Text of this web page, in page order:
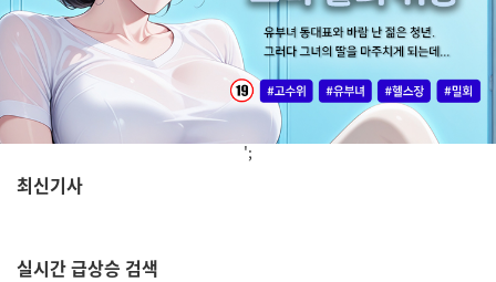
';
최신기사
실시간급상승 검색